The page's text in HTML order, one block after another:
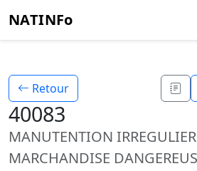
NATINFo
Retour
40083
MANUTENTION
MARCHANDISE